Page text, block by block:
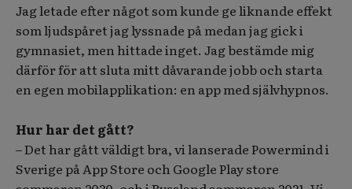
Jag letade efter något som kunde ge liknande effekt
som ljudspåret jag lyssnade på medan jag gick i
gymnasiet, men hittade inget. Jag bestämde mig
därför för att sluta mitt dåvarande jobb och starta
en egen mobilapplikation: en app med självhypnos.
Hur har det gått?
– Det har gått väldigt bra, vi lanserade Powermind i
Sverige på App Store och Google Play store